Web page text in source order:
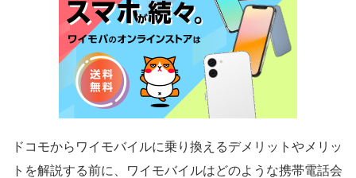
ドコモからワイモバイルに乗り換えるデメリットやメリッ
トを解説する前に、ワイモバイルはどのような携帯電話会